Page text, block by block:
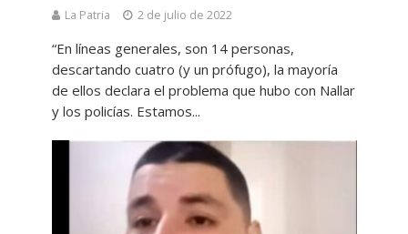
La Patria 2 de julio de 2022
“En líneas generales, son 14 personas,
descartando cuatro (y un prófugo), la mayoría
de ellos declara el problema que hubo con Nallar
y los policías. Estamos...